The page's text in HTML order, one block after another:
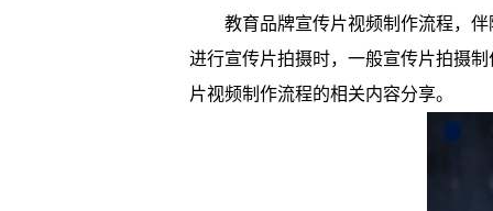
教育品牌宣传片视频制作流程，
进行宣传片拍摄时，一般宣传片拍摄
片视频制作流程的相关内容分享。